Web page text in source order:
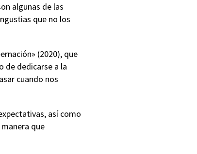
algunas de las
que no los
(2020), que
de dedicarse a la
cuando nos
así como
que